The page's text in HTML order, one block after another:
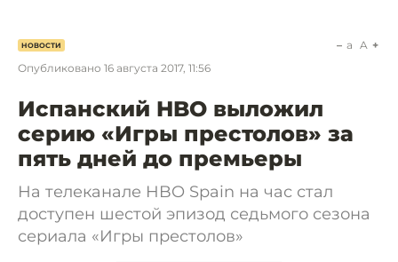
НОВОСТИ
Опубликовано 16 августа 2017, 11:56
a A
Испанский HBO выложил
серию «Игры престолов» за
пять дней до премьеры
На телеканале HBO Spain на час стал
доступен шестой эпизод седьмого сезона
сериала «Игры престолов»